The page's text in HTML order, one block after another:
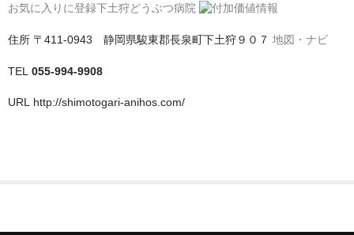
いすみ市
佐倉市
八千代市
八街市
お気に入りに登録下土狩どうぶつ病院
住所 〒411-0943 静岡県駿東郡長泉町下土狩９０７ 地図・ナビ
TEL 055-994-9908
URL http://shimotogari-anihos.com/